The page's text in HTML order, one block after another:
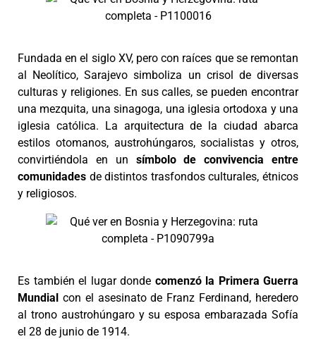
Fundada en el siglo XV, pero con raíces que se remontan
al Neolítico, Sarajevo simboliza un crisol de diversas
culturas y religiones. En sus calles, se pueden encontrar
una mezquita, una sinagoga, una iglesia ortodoxa y una
iglesia católica. La arquitectura de la ciudad abarca
estilos otomanos, austrohúngaros, socialistas y otros,
convirtiéndola en un símbolo de convivencia entre
comunidades de distintos trasfondos culturales, étnicos
y religiosos.
Es también el lugar donde comenzó la Primera Guerra
Mundial con el asesinato de Franz Ferdinand, heredero
al trono austrohúngaro y su esposa embarazada Sofía
el 28 de junio de 1914.